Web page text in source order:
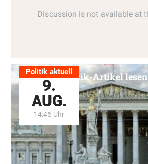
Politik aktuell
9.
AUG.
14:46 Uhr
Alle Politik-Artikel lesen